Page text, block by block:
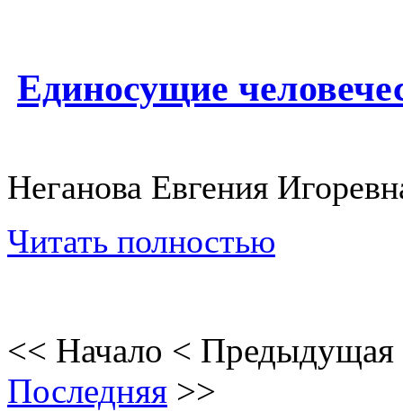
Единосущие
Неганова Евгения
Читать полностью
<< Начало < Предыдущая
Последняя >>